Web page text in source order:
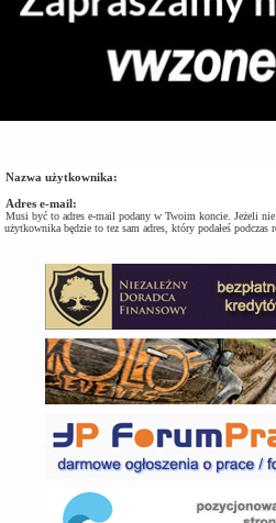
Nazwa użytkownika:
Adres e-mail:
Musi być to adres e-mail podany w Twoim koncie. Jeżeli nie
użytkownika będzie to tez sam adres, który podałeś podczas